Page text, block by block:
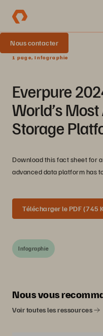
Nous contacter
1 page, Infographie
Everpure
World’s
Storage
Download this fact sheet for
advanced data platform has
Télécharger le PDF (745
Infographie
Nous vous
Voir toutes les ressources